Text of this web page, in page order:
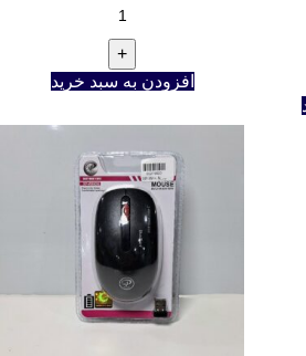
افزودن به سبد خرید